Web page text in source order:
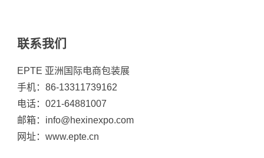
联系我们
EPTE 亚洲国际电商包装展
手机：86-13311739162
电话：021-64881007
邮箱：info@hexinexpo.com
网址：www.epte.cn